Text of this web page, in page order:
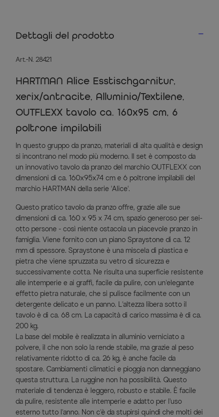
Dettagli del prodotto
Art.-N. 28421
HARTMAN Alice Esstischgarnitur,
xerix/antracite, Alluminio/Textilene,
OUTFLEXX tavolo ca. 160x95 cm, 6
poltrone impilabili
In questo gruppo da pranzo, materiali di alta qualità e design
si incontrano nel modo più moderno. Il set è composto da
un innovativo tavolo da pranzo del marchio OUTFLEXX con
dimensioni di ca. 160x95x74 cm e 6 poltrone impilabili del
marchio HARTMAN della serie 'Alice'.
Questo pratico tavolo da pranzo offre, grazie alle sue
dimensioni di ca. 160 x 95 x 74 cm, spazio generoso per sei-
otto persone - così niente ostacola un piacevole pranzo in
famiglia. Viene fornito con un piano Spraystone di ca. 12
mm di spessore. Spraystone è una miscela di plastica e
pietra che viene spruzzata su vetro di sicurezza e
successivamente cotta. Ne risulta una superficie resistente
alle intemperie e ai graffi, facile da pulire, con un'elegante
effetto pietra naturale, che si pulisce facilmente con un
detergente delicato e un panno. L'altezza libera sotto il
tavolo è di ca. 68 cm. La capacità di carico massima è di ca.
200 kg.
La base del mobile è realizzata in alluminio verniciato a
polvere, il che non solo la rende stabile, ma grazie al peso
relativamente ridotto di ca. 26 kg, è anche facile da
spostare. Cambiamenti climatici e pioggia non danneggiano
questa struttura. La ruggine non ha possibilità. Questo
materiale di tendenza è leggero, robusto e stabile. È facile
da pulire, resistente alle intemperie e adatto per l'uso
esterno tutto l'anno. Non c'è da stupirsi quindi che molti dei